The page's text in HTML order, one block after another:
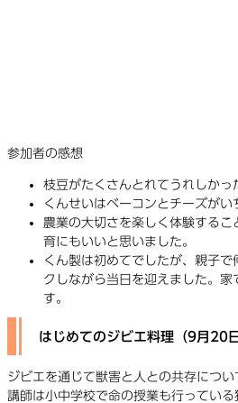
参加者の感想
枝豆がたくさんとれてうれしかっ
くんせいはベーコンとチーズがい
農業の大切さを楽しく体験する
育にもいいと思いました。
くん製は初めてでしたが、親子
クしながら当日を迎えました。家
す。
はじめてのジビエ料理（9月20
ジビエを通じて獣害と人との共存につい
講師は小中学校で命の授業も行ってい